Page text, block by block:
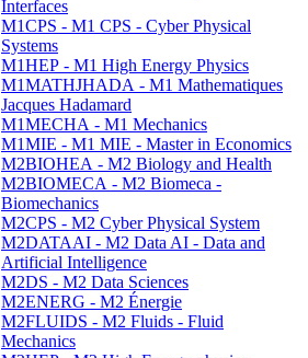
Interfaces
M1CPS - M1 CPS - Cyber Physical
Systems
M1HEP - M1 High Energy Physics
M1MATHJHADA - M1 Mathematiques
Jacques Hadamard
M1MECHA - M1 Mechanics
M1MIE - M1 MIE - Master in Economics
M2BIOHEA - M2 Biology and Health
M2BIOMECA - M2 Biomeca -
Biomechanics
M2CPS - M2 Cyber Physical System
M2DATAAI - M2 Data AI - Data and
Artificial Intelligence
M2DS - M2 Data Sciences
M2ENERG - M2 Énergie
M2FLUIDS - M2 Fluids - Fluid
Mechanics